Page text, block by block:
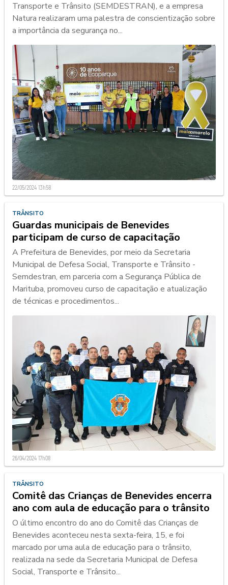
Transporte e Trânsito (SEMDESTRAN), e a empresa
Natura realizaram uma palestra de conscientização sobre
a importância da segurança no...
22/05/2024 13h58
TRÂNSITO
Guardas municipais de Benevides
participam de curso de capacitação
A Prefeitura de Benevides, por meio da Secretaria
Municipal de Defesa Social, Transporte e Trânsito -
Semdestran, em parceria com a Segurança Pública de
Marituba, promoveu curso de capacitação e atualização
de técnicas e procedimentos...
26/04/2024 17h08
TRÂNSITO
Comitê das Crianças de Benevides encerra
ano com aula de educação para o trânsito
O último encontro do ano do Comitê das Crianças de
Benevides aconteceu nesta sexta-feira, 15, e foi
marcado por uma aula de educação para o trânsito,
realizada na sede da Secretaria Municipal de Defesa
Social, Transporte e Trânsito...